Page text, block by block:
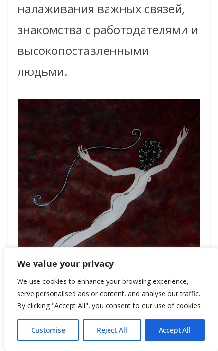
We value your privacy
We use cookies to enhance your browsing experience,
serve personalised ads or content, and analyse our traffic.
By clicking "Accept All", you consent to our use of cookies.
Customise Reject All Accept All
налаживания важных связей,
знакомства с работодателями и
высокопоставленными
людьми.
* * *
КОЗЕРОГ